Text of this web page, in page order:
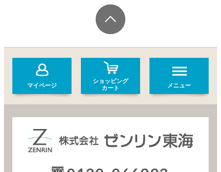
マイページ
ショッピング
カート
メニュー